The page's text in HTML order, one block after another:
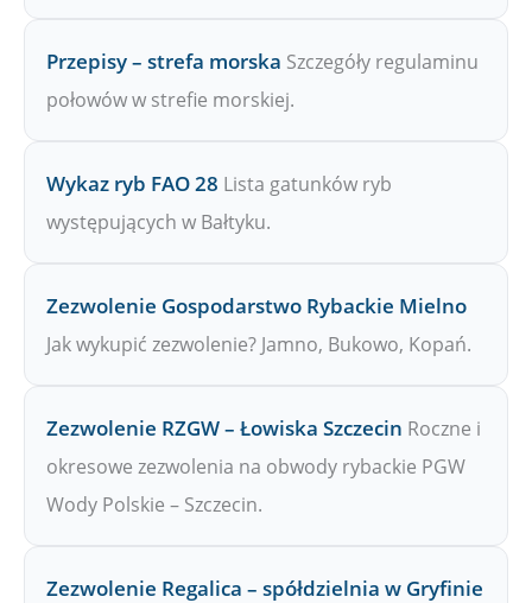
Przepisy – strefa morska Szczegóły regulaminu
połowów w strefie morskiej.
Wykaz ryb FAO 28 Lista gatunków ryb
występujących w Bałtyku.
Zezwolenie Gospodarstwo Rybackie Mielno
Jak wykupić zezwolenie? Jamno, Bukowo, Kopań.
Zezwolenie RZGW – Łowiska Szczecin Roczne i
okresowe zezwolenia na obwody rybackie PGW
Wody Polskie – Szczecin.
Zezwolenie Regalica – spółdzielnia w Gryfinie